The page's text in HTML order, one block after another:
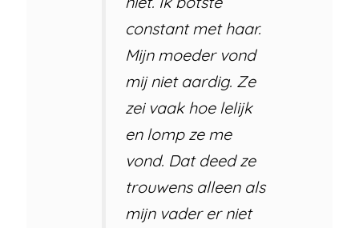
constant met haar.
Mijn moeder vond
mij niet aardig. Ze
zei vaak hoe lelijk
en lomp ze me
vond. Dat deed ze
trouwens alleen als
mijn vader er niet